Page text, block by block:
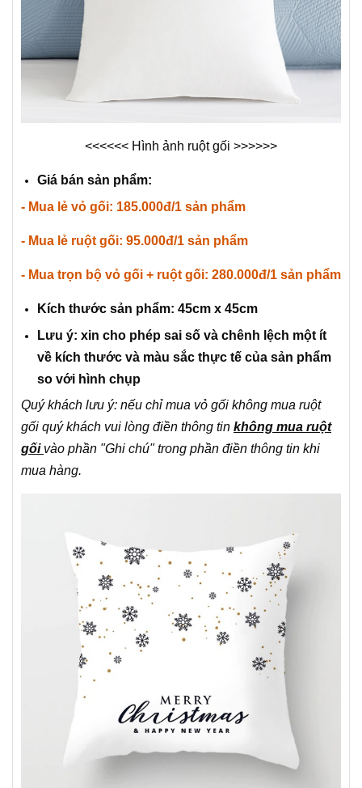
<<<<<< Hình ảnh ruột gối >>>>>>
Giá bán sản phẩm:
- Mua lẻ vỏ gối: 185.000đ/1 sản phẩm
- Mua lẻ ruột gối: 95.000đ/1 sản phẩm
- Mua trọn bộ vỏ gối + ruột gối: 280.000đ/1 sản phẩm
Kích thước sản phẩm: 45cm x 45cm
Lưu ý: xin cho phép sai số và chênh lệch một ít
về kích thước và màu sắc thực tế của sản phẩm
so với hình chụp
Quý khách lưu ý: nếu chỉ mua vỏ gối không mua ruột
gối quý khách vui lòng điền thông tin không mua ruột
gối vào phần "Ghi chú" trong phần điền thông tin khi
mua hàng.